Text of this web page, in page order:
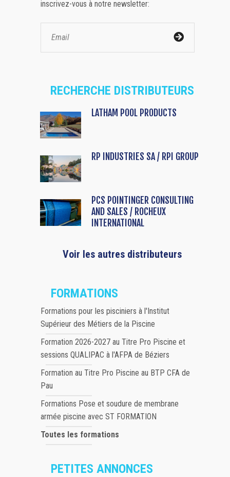
inscrivez-vous à notre newsletter:
RECHERCHE DISTRIBUTEURS
LATHAM POOL PRODUCTS
RP INDUSTRIES SA / RPI GROUP
PCS POINTINGER CONSULTING
AND SALES / ROCHEUX
INTERNATIONAL
Voir les autres distributeurs
FORMATIONS
Formations pour les pisciniers à l'Institut
Supérieur des Métiers de la Piscine
Formation 2026-2027 au Titre Pro Piscine et
sessions QUALIPAC à l'AFPA de Béziers
Formation au Titre Pro Piscine au BTP CFA de
Pau
Formations Pose et soudure de membrane
armée piscine avec ST FORMATION
Toutes les formations
PETITES ANNONCES